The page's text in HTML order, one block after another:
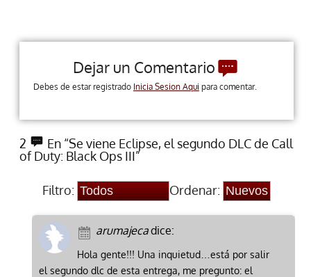
Dejar un Comentario
Debes de estar registrado Inicia Sesion Aqui para comentar.
2
En “Se viene Eclipse, el segundo DLC de Call
of Duty: Black Ops III”
Filtro: Ordenar:
arumajecadice:
Hola gente!!! Una inquietud…está por salir
el segundo dlc de esta entrega, me pregunto: el